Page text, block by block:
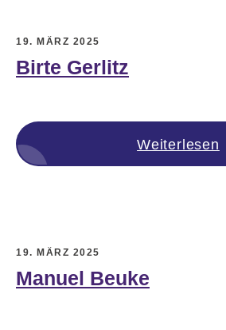
19. MÄRZ 2025
Birte Gerlitz
Weiterlesen
19. MÄRZ 2025
Manuel Beuke